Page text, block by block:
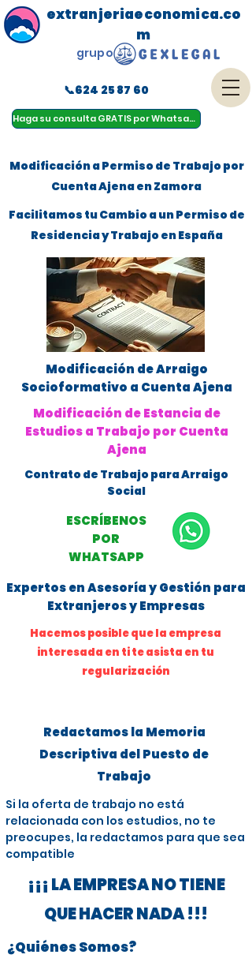
Haga su consulta GRATIS por Whatsapp
menu
extranjeriaeconomica.co
m
📞624 25 87 60
grupo
Modificación a Permiso de Trabajo por
Cuenta Ajena en Zamora
Facilitamos tu Cambio a un Permiso de
Residencia y Trabajo en España
Modificación de Arraigo
Socioformativo a Cuenta Ajena
Modificación de Estancia de
Estudios a Trabajo por Cuenta
Ajena
Contrato de Trabajo para Arraigo
Social
ESCRÍBENOS
POR
WHATSAPP
Expertos en Asesoría y Gestión para
Extranjeros y Empresas
Hacemos posible que la empresa
interesada en ti te asista en tu
regularización
Redactamos la Memoria
Descriptiva del Puesto de
Trabajo
Si la oferta de trabajo no está
relacionada con los estudios, no te
preocupes, la redactamos para que sea
compatible
¡¡¡ LA EMPRESA NO TIENE
QUE HACER NADA !!!
¿Quiénes Somos?